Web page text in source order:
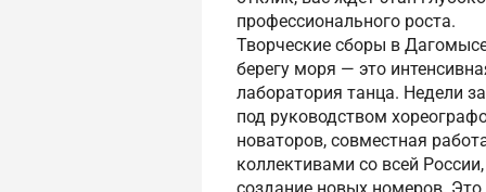
профессионального роста.
Творческие сборы в
берегу моря — это
лаборатория танца. Недели
под руководством
новаторов, совместная
коллективами со всей России,